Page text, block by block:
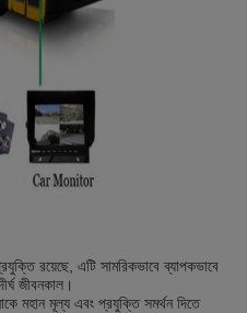
রয়েছে, এটি সামরিকভাবে ব্যাপকভাবে
জীবনকাল।
মহান মূল্য এবং প্রযুক্তি সমর্থন দিতে